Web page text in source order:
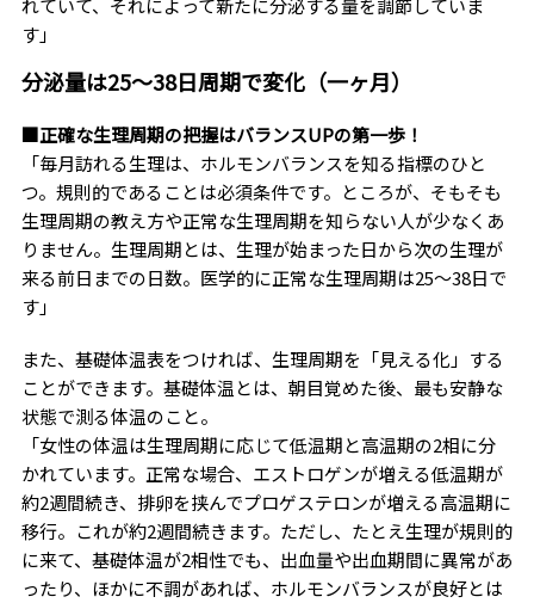
れていて、それによって新たに分泌する量を調節していま
す」
分泌量は25～38日周期で変化（一ヶ月）
■正確な生理周期の把握はバランスUPの第一歩！
「毎月訪れる生理は、ホルモンバランスを知る指標のひと
つ。規則的であることは必須条件です。ところが、そもそも
生理周期の教え方や正常な生理周期を知らない人が少なくあ
りません。生理周期とは、生理が始まった日から次の生理が
来る前日までの日数。医学的に正常な生理周期は25〜38日で
す」
また、基礎体温表をつければ、生理周期を「見える化」する
ことができます。基礎体温とは、朝目覚めた後、最も安静な
状態で測る体温のこと。
「女性の体温は生理周期に応じて低温期と高温期の2相に分
かれています。正常な場合、エストロゲンが増える低温期が
約2週間続き、排卵を挟んでプロゲステロンが増える高温期に
移行。これが約2週間続きます。ただし、たとえ生理が規則的
に来て、基礎体温が2相性でも、出血量や出血期間に異常があ
ったり、ほかに不調があれば、ホルモンバランスが良好とは